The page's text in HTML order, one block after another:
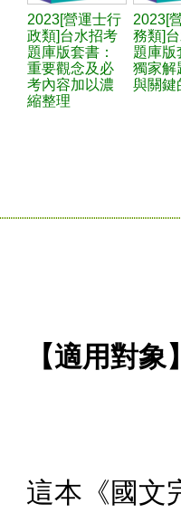
2023[營運士行
政類]台水招考
題庫版套書：
重要觀念及必
考內容加以濃
縮整理
2023[
務類]
題庫版
獨家解
與關鍵
適用對象
本《國文完